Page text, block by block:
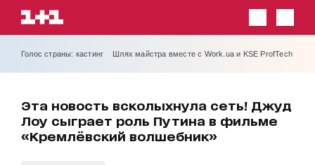
Голос страны: кастинг Шлях майстра вместе с Work.ua и KSE ProfTech
Эта новость всколыхнула сеть! Джуд
Лоу сыграет роль Путина в фильме
«Кремлёвский волшебник»